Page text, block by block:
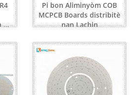
...
Pi bon Aliminyòm COB
MCPCB Boards distribitè
nan Lachin